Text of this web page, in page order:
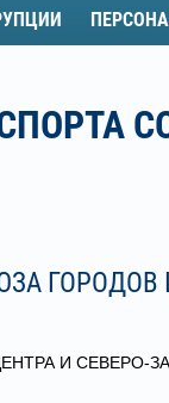
ГОРОДОВ
И СЕВЕРО-